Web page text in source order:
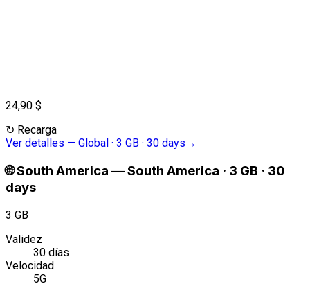
24,90 $
↻ Recarga
Ver detalles — Global · 3 GB · 30 days →
🌐South America —South America · 3 GB · 30
days
3 GB
Validez
30 días
Velocidad
5G